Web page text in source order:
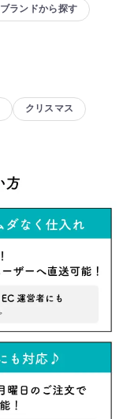
ブランドから探す
クリスマス